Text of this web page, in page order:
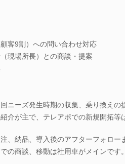
客9割）への問い合わせ対応
現場所長）との商談・提案
ニーズ発生時期の収集、乗り換えの
介が主で、テレアポでの新規開拓等
、納品、導入後のアフターフォロー
の商談、移動は社用車がメインです。